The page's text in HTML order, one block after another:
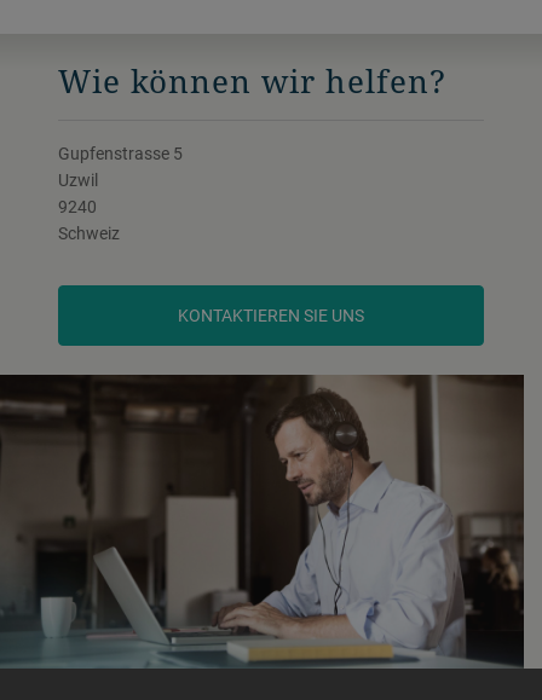
Wie können wir helfen?
Gupfenstrasse 5
Uzwil
9240
Schweiz
KONTAKTIEREN SIE UNS